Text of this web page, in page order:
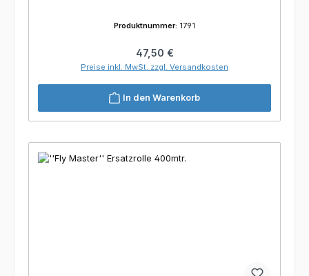
Produktnummer: 1791
Regulärer Preis:
47,50 €
Preise inkl. MwSt. zzgl. Versandkosten
In den Warenkorb